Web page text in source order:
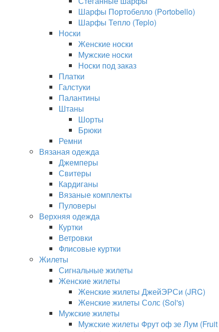
Шарфы Портобелло (Portobello)
Шарфы Тепло (Teplo)
Носки
Женские носки
Мужские носки
Носки под заказ
Платки
Галстуки
Палантины
Штаны
Шорты
Брюки
Ремни
Вязаная одежда
Джемперы
Свитеры
Кардиганы
Вязаные комплекты
Пуловеры
Верхняя одежда
Куртки
Ветровки
Флисовые куртки
Жилеты
Сигнальные жилеты
Женские жилеты
Женские жилеты ДжейЭРСи (JRC)
Женские жилеты Солс (Sol's)
Мужские жилеты
Мужские жилеты Фрут оф зе Лум (Fruit